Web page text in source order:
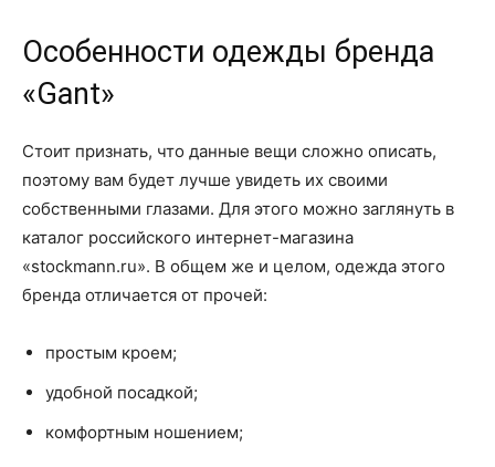
Особенности одежды бренда
«Gant»
Стоит признать, что данные вещи сложно описать,
поэтому вам будет лучше увидеть их своими
собственными глазами. Для этого можно заглянуть в
каталог российского интернет-магазина
«stockmann.ru». В общем же и целом, одежда этого
бренда отличается от прочей:
простым кроем;
удобной посадкой;
комфортным ношением;